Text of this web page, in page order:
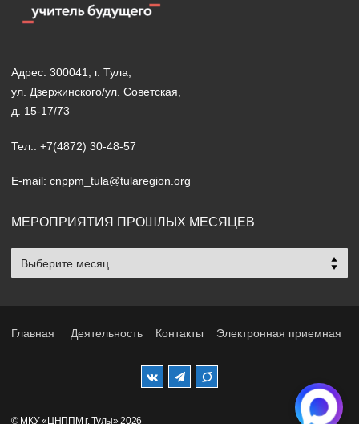
Адрес: 300041, г. Тула,
ул. Дзержинского/ул. Советская,
д. 15-17/73
Тел.: +7(4872) 30-48-57
E-mail: cnppm_tula@tularegion.org
МЕРОПРИЯТИЯ ПРОШЛЫХ МЕСЯЦЕВ
Мероприятия
прошлых
Главная Деятельность Контакты Электронная приемная
© МКУ «ЦНППМ г. Тулы» 2026